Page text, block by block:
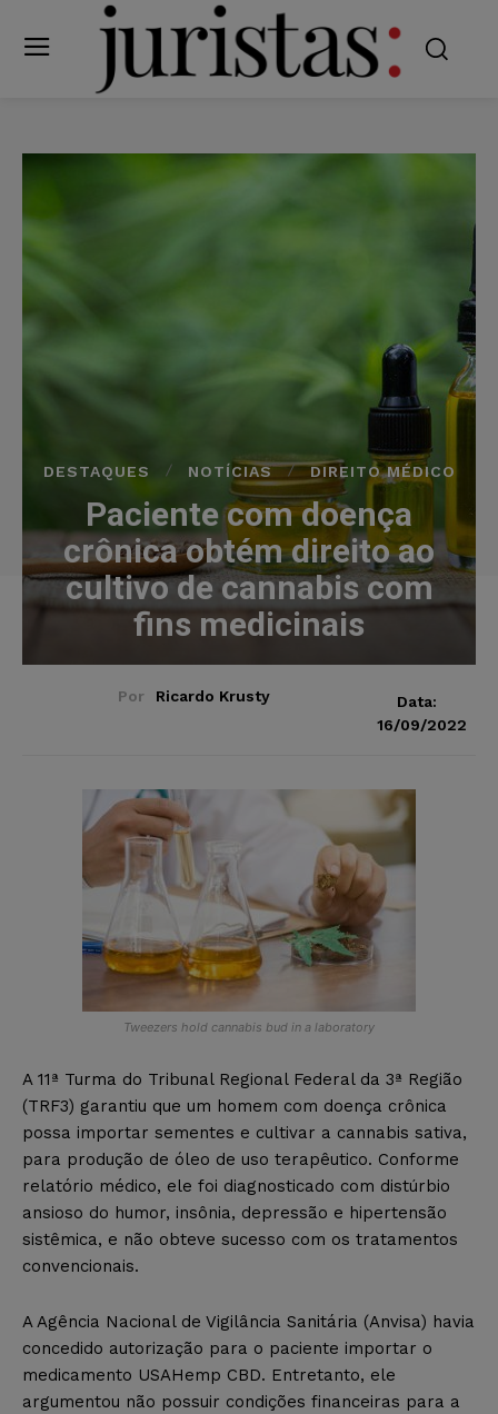
DESTAQUES NOTÍCIAS DIREITO MÉDICO
Paciente com doença
crônica obtém direito ao
cultivo de cannabis com
fins medicinais
Por Ricardo Krusty
Data:
16/09/2022
Tweezers hold cannabis bud in a laboratory
A 11ª Turma do Tribunal Regional Federal da 3ª Região
(TRF3) garantiu que um homem com doença crônica
possa importar sementes e cultivar a cannabis sativa,
para produção de óleo de uso terapêutico. Conforme
relatório médico, ele foi diagnosticado com distúrbio
ansioso do humor, insônia, depressão e hipertensão
sistêmica, e não obteve sucesso com os tratamentos
convencionais.
A Agência Nacional de Vigilância Sanitária (Anvisa) havia
concedido autorização para o paciente importar o
medicamento USAHemp CBD. Entretanto, ele
argumentou não possuir condições financeiras para a